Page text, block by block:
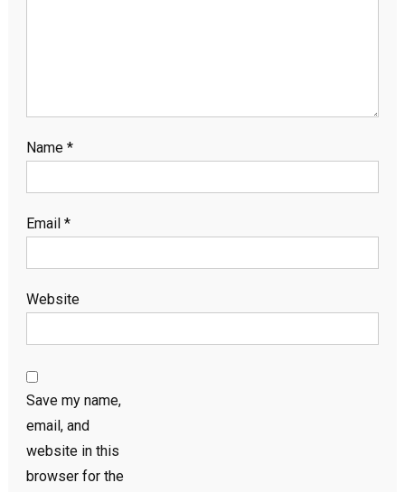
Name *
Email *
Website
Save my name,
email, and
website in this
browser for the